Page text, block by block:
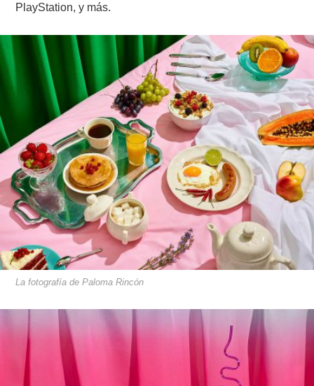
PlayStation, y más.
La fotografía de Paloma Rincón